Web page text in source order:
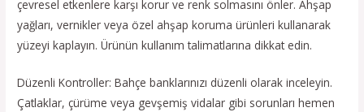
çevresel etkenlere karşı korur ve renk solmasını önler. Ahşap
yağları, vernikler veya özel ahşap koruma ürünleri kullanarak
yüzeyi kaplayın. Ürünün kullanım talimatlarına dikkat edin.
Düzenli Kontroller: Bahçe banklarınızı düzenli olarak inceleyin.
Çatlaklar, çürüme veya gevşemiş vidalar gibi sorunları hemen